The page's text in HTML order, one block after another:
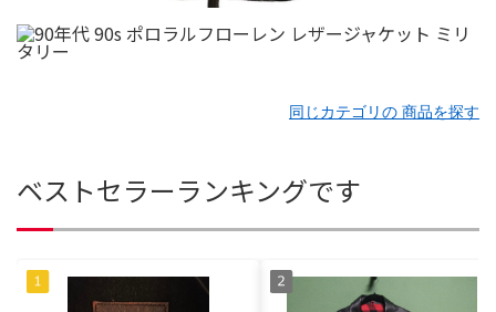
同じカテゴリの 商品を探す
ベストセラーランキングです